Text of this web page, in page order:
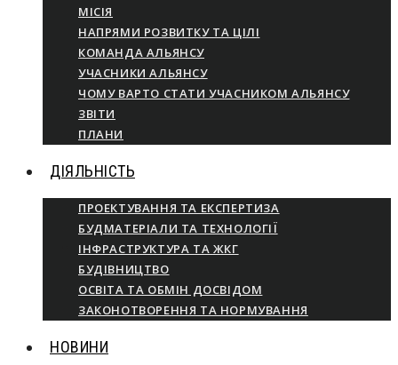
МІСІЯ
НАПРЯМИ РОЗВИТКУ ТА ЦІЛІ
КОМАНДА АЛЬЯНСУ
УЧАСНИКИ АЛЬЯНСУ
ЧОМУ ВАРТО СТАТИ УЧАСНИКОМ АЛЬЯНСУ
ЗВІТИ
ПЛАНИ
ДІЯЛЬНІСТЬ
ПРОЕКТУВАННЯ ТА ЕКСПЕРТИЗА
БУДМАТЕРІАЛИ ТА ТЕХНОЛОГІЇ
ІНФРАСТРУКТУРА ТА ЖКГ
БУДІВНИЦТВО
ОСВІТА ТА ОБМІН ДОСВІДОМ
ЗАКОНОТВОРЕННЯ ТА НОРМУВАННЯ
НОВИНИ